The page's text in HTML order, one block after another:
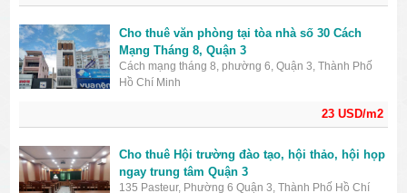
23 USD/m2
Cho thuê văn phòng tại tòa nhà số 30 Cách
Mạng Tháng 8, Quận 3
Cách mạng tháng 8, phường 6, Quận 3, Thành Phố
Hồ Chí Minh
Cho thuê Hội trường đào tạo, hội thảo, hội họp
ngay trung tâm Quận 3
135 Pasteur, Phường 6 Quận 3, Thành Phố Hồ Chí